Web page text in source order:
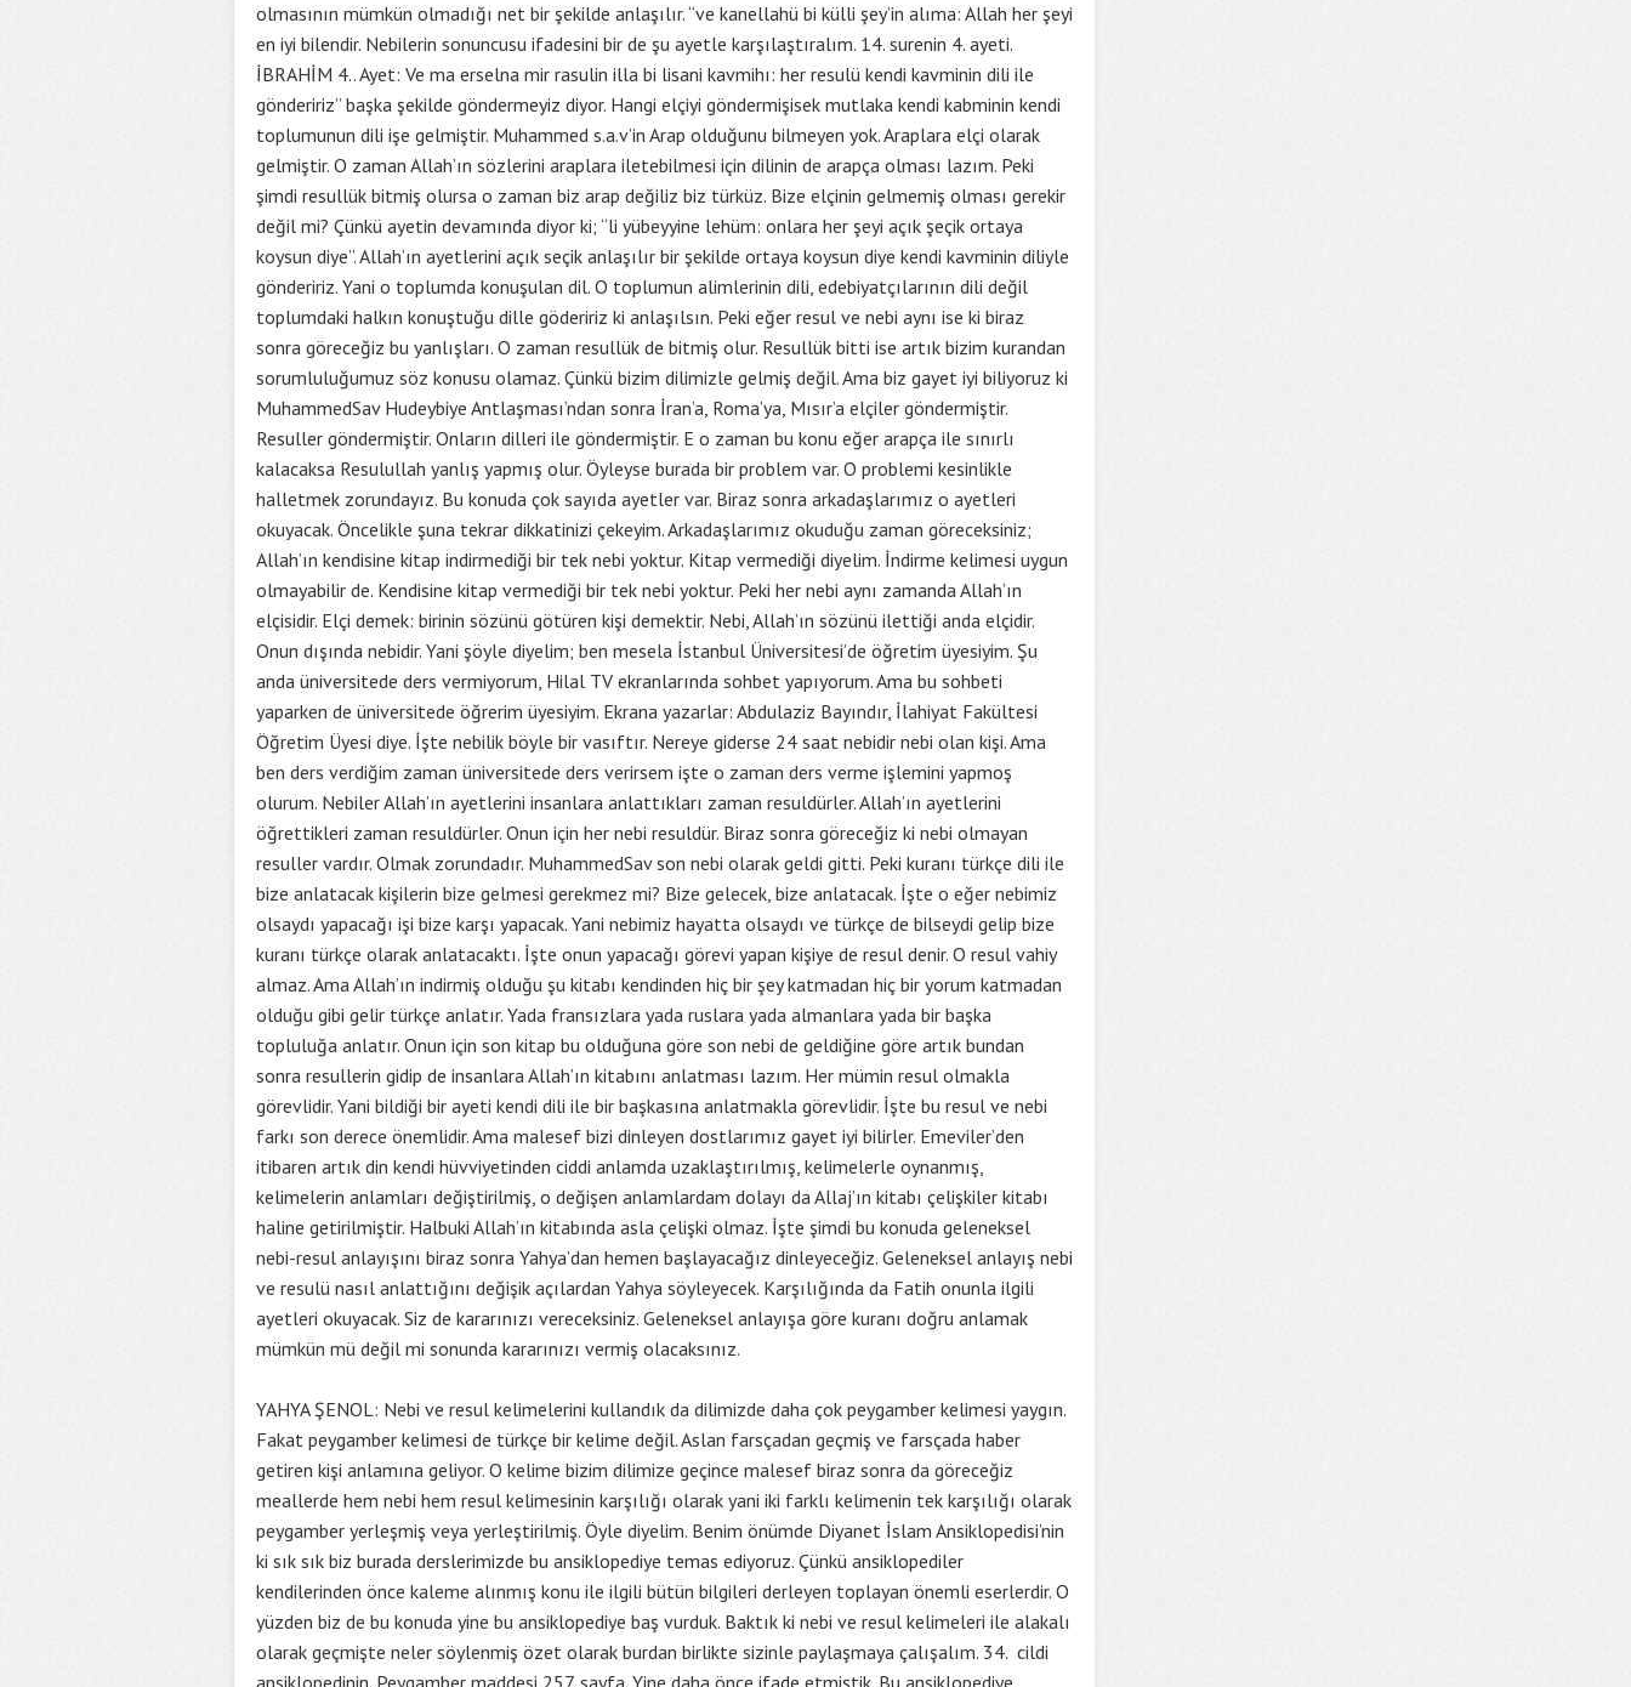
olmasının mümkün olmadığı net bir şekilde anlaşılır. “ve kanellahü bi külli şey’in alıma: Allah her şeyi
en iyi bilendir. Nebilerin sonuncusu ifadesini bir de şu ayetle karşılaştıralım. 14. surenin 4. ayeti.
İBRAHİM 4.. Ayet: Ve ma erselna mir rasulin illa bi lisani kavmihı: her resulü kendi kavminin dili ile
göndeririz” başka şekilde göndermeyiz diyor. Hangi elçiyi göndermişisek mutlaka kendi kabminin kendi
toplumunun dili işe gelmiştir. Muhammed s.a.v’in Arap olduğunu bilmeyen yok. Araplara elçi olarak
gelmiştir. O zaman Allah’ın sözlerini araplara iletebilmesi için dilinin de arapça olması lazım. Peki
şimdi resullük bitmiş olursa o zaman biz arap değiliz biz türküz. Bize elçinin gelmemiş olması gerekir
değil mi? Çünkü ayetin devamında diyor ki; “li yübeyyine lehüm: onlara her şeyi açık şeçik ortaya
koysun diye”. Allah’ın ayetlerini açık seçik anlaşılır bir şekilde ortaya koysun diye kendi kavminin diliyle
göndeririz. Yani o toplumda konuşulan dil. O toplumun alimlerinin dili, edebiyatçılarının dili değil
toplumdaki halkın konuştuğu dille gödeririz ki anlaşılsın. Peki eğer resul ve nebi aynı ise ki biraz
sonra göreceğiz bu yanlışları. O zaman resullük de bitmiş olur. Resullük bitti ise artık bizim kurandan
sorumluluğumuz söz konusu olamaz. Çünkü bizim dilimizle gelmiş değil. Ama biz gayet iyi biliyoruz ki
MuhammedSav Hudeybiye Antlaşması’ndan sonra İran’a, Roma’ya, Mısır’a elçiler göndermiştir.
Resuller göndermiştir. Onların dilleri ile göndermiştir. E o zaman bu konu eğer arapça ile sınırlı
kalacaksa Resulullah yanlış yapmış olur. Öyleyse burada bir problem var. O problemi kesinlikle
halletmek zorundayız. Bu konuda çok sayıda ayetler var. Biraz sonra arkadaşlarımız o ayetleri
okuyacak. Öncelikle şuna tekrar dikkatinizi çekeyim. Arkadaşlarımız okuduğu zaman göreceksiniz;
Allah’ın kendisine kitap indirmediği bir tek nebi yoktur. Kitap vermediği diyelim. İndirme kelimesi uygun
olmayabilir de. Kendisine kitap vermediği bir tek nebi yoktur. Peki her nebi aynı zamanda Allah’ın
elçisidir. Elçi demek: birinin sözünü götüren kişi demektir. Nebi, Allah’ın sözünü ilettiği anda elçidir.
Onun dışında nebidir. Yani şöyle diyelim; ben mesela İstanbul Üniversitesi’de öğretim üyesiyim. Şu
anda üniversitede ders vermiyorum, Hilal TV ekranlarında sohbet yapıyorum. Ama bu sohbeti
yaparken de üniversitede öğrerim üyesiyim. Ekrana yazarlar: Abdulaziz Bayındır, İlahiyat Fakültesi
Öğretim Üyesi diye. İşte nebilik böyle bir vasıftır. Nereye giderse 24 saat nebidir nebi olan kişi. Ama
ben ders verdiğim zaman üniversitede ders verirsem işte o zaman ders verme işlemini yapmoş
olurum. Nebiler Allah’ın ayetlerini insanlara anlattıkları zaman resuldürler. Allah’ın ayetlerini
öğrettikleri zaman resuldürler. Onun için her nebi resuldür. Biraz sonra göreceğiz ki nebi olmayan
resuller vardır. Olmak zorundadır. MuhammedSav son nebi olarak geldi gitti. Peki kuranı türkçe dili ile
bize anlatacak kişilerin bize gelmesi gerekmez mi? Bize gelecek, bize anlatacak. İşte o eğer nebimiz
olsaydı yapacağı işi bize karşı yapacak. Yani nebimiz hayatta olsaydı ve türkçe de bilseydi gelip bize
kuranı türkçe olarak anlatacaktı. İşte onun yapacağı görevi yapan kişiye de resul denir. O resul vahiy
almaz. Ama Allah’ın indirmiş olduğu şu kitabı kendinden hiç bir şey katmadan hiç bir yorum katmadan
olduğu gibi gelir türkçe anlatır. Yada fransızlara yada ruslara yada almanlara yada bir başka
topluluğa anlatır. Onun için son kitap bu olduğuna göre son nebi de geldiğine göre artık bundan
sonra resullerin gidip de insanlara Allah’ın kitabını anlatması lazım. Her mümin resul olmakla
görevlidir. Yani bildiği bir ayeti kendi dili ile bir başkasına anlatmakla görevlidir. İşte bu resul ve nebi
farkı son derece önemlidir. Ama malesef bizi dinleyen dostlarımız gayet iyi bilirler. Emeviler’den
itibaren artık din kendi hüvviyetinden ciddi anlamda uzaklaştırılmış, kelimelerle oynanmış,
kelimelerin anlamları değiştirilmiş, o değişen anlamlardam dolayı da Allaj’ın kitabı çelişkiler kitabı
haline getirilmiştir. Halbuki Allah’ın kitabında asla çelişki olmaz. İşte şimdi bu konuda geleneksel
nebi-resul anlayışını biraz sonra Yahya’dan hemen başlayacağız dinleyeceğiz. Geleneksel anlayış nebi
ve resulü nasıl anlattığını değişik açılardan Yahya söyleyecek. Karşılığında da Fatih onunla ilgili
ayetleri okuyacak. Siz de kararınızı vereceksiniz. Geleneksel anlayışa göre kuranı doğru anlamak
mümkün mü değil mi sonunda kararınızı vermiş olacaksınız.
YAHYA ŞENOL: Nebi ve resul kelimelerini kullandık da dilimizde daha çok peygamber kelimesi yaygın.
Fakat peygamber kelimesi de türkçe bir kelime değil. Aslan farsçadan geçmiş ve farsçada haber
getiren kişi anlamına geliyor. O kelime bizim dilimize geçince malesef biraz sonra da göreceğiz
meallerde hem nebi hem resul kelimesinin karşılığı olarak yani iki farklı kelimenin tek karşılığı olarak
peygamber yerleşmiş veya yerleştirilmiş. Öyle diyelim. Benim önümde Diyanet İslam Ansiklopedisi’nin
ki sık sık biz burada derslerimizde bu ansiklopediye temas ediyoruz. Çünkü ansiklopediler
kendilerinden önce kaleme alınmış konu ile ilgili bütün bilgileri derleyen toplayan önemli eserlerdir. O
yüzden biz de bu konuda yine bu ansiklopediye baş vurduk. Baktık ki nebi ve resul kelimeleri ile alakalı
olarak geçmişte neler söylenmiş özet olarak burdan birlikte sizinle paylaşmaya çalışalım. 34. cildi
ansiklopedinin. Peygamber maddesi 257. sayfa. Yine daha önce ifade etmiştik. Bu ansiklopediye